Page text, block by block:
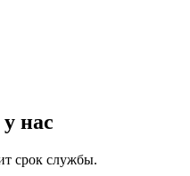
нас
срок службы.